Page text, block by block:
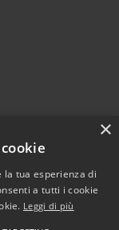
redazione
×
tua esperienza di
a tutti i cookie
Leggi di più